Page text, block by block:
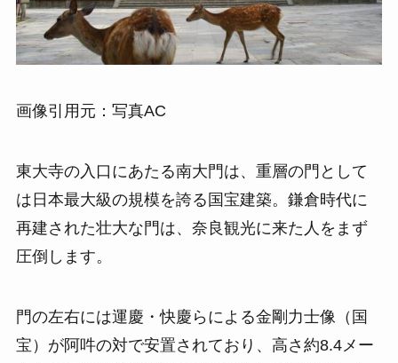
画像引用元：写真AC
東大寺の入口にあたる南大門は、重層の門として
は日本最大級の規模を誇る国宝建築。鎌倉時代に
再建された壮大な門は、奈良観光に来た人をまず
圧倒します。
門の左右には運慶・快慶らによる金剛力士像（国
宝）が阿吽の対で安置されており、高さ約8.4メー